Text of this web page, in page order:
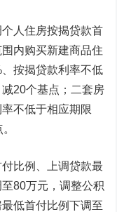
人住房按揭贷款首
内购买新建商品住
按揭贷款利率不低
20个基点；二套房
不低于相应期限
比例、上调贷款最
80万元，调整公积
低首付比例下调至